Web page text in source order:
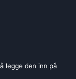
legge den inn på